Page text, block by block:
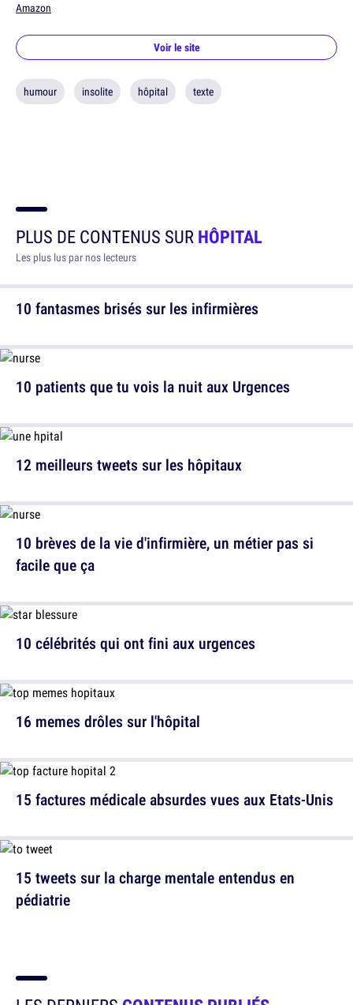
Amazon
Voir le site
humour insolite hôpital texte
PLUS DE CONTENUS SURHÔPITAL
Les plus lus par nos lecteurs
10 fantasmes brisés sur les infirmières
12 meilleurs tweets sur les hôpitaux
10 célébrités qui ont fini aux urgences
15 tweets sur la charge mentale entendus en
pédiatrie
10 patients que tu vois la nuit aux Urgences
10 brèves de la vie d'infirmière, un métier pas si
facile que ça
16 memes drôles sur l'hôpital
15 factures médicale absurdes vues aux Etats-Unis